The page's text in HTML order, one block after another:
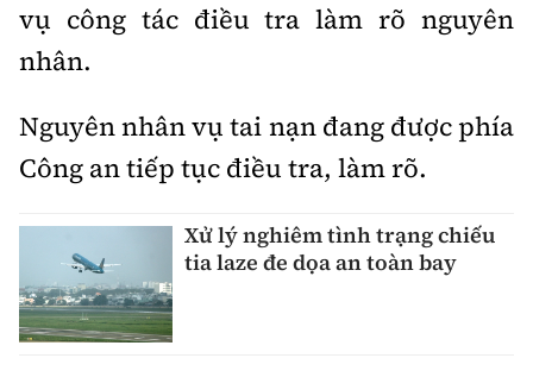
vụ công tác điều tra làm rõ nguyên
nhân.
Nguyên nhân vụ tai nạn đang được phía
Công an tiếp tục điều tra, làm rõ.
Xử lý nghiêm tình trạng chiếu
tia laze đe dọa an toàn bay